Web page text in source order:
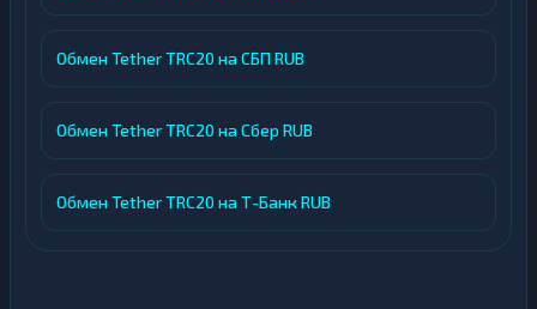
Обмен Tether TRC20 на СБП RUB
Обмен Tether TRC20 на Сбер RUB
Обмен Tether TRC20 на Т-Банк RUB